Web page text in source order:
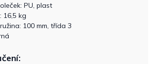
PU, plast
16,5 kg
100 mm, třída 3